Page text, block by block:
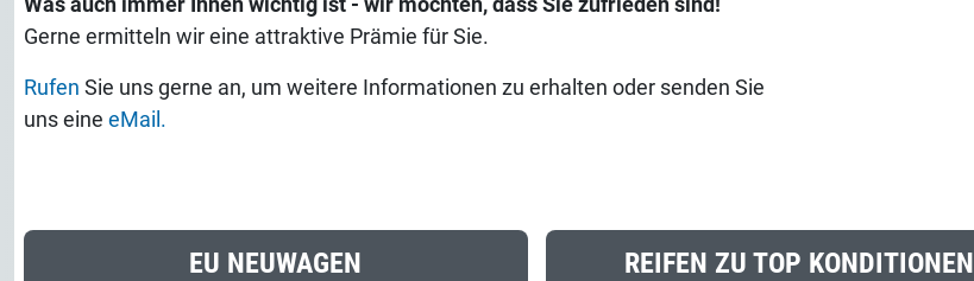
Gerne ermitteln wir eine attraktive Prämie für Sie.
Rufen Sie uns gerne an, um weitere Informationen zu erhalten oder senden Sie
uns eine eMail.
EU NEUWAGEN REIFEN ZU TOP KONDITIONEN